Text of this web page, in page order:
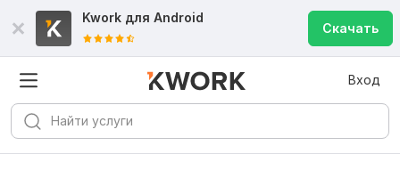
Kwork для Android
Скачать
Вход